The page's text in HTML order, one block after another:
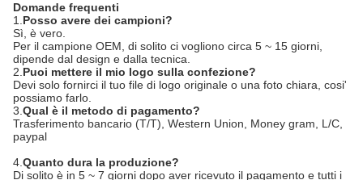
Domande frequenti
1. Posso avere dei campioni?
Sì, è vero.
Per il campione OEM, di solito ci vogliono circa 5 ~ 15 giorni,
dipende dal design e dalla tecnica.
2. Puoi mettere il mio logo sulla confezione?
Devi solo fornirci il tuo file di logo originale o una foto chiara, cosi'
possiamo farlo.
3. Qual è il metodo di pagamento?
Trasferimento bancario (T/T), Western Union, Money gram, L/C,
paypal
4. Quanto dura la produzione?
Di solito è in 5 ~ 7 giorni dopo aver ricevuto il pagamento e tutti i